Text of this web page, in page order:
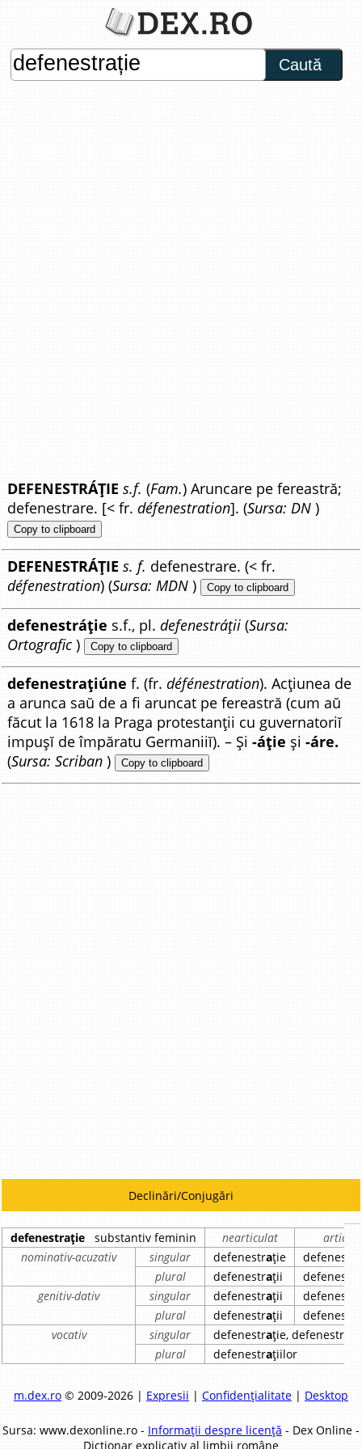
Caută
DEFENESTRÁȚIE s.f. (Fam.) Aruncare pe fereastră;
defenestrare. [< fr.défenestration]. (Sursa: DN )
Copy to clipboard
DEFENESTRÁȚIE s. f. defenestrare. (< fr.
défenestration) (Sursa: MDN ) Copy to clipboard
defenestráție s.f., pl.defenestráții (Sursa:
Ortografic ) Copy to clipboard
defenestrațiúne f. (fr.défénestration). Acțiunea de
a arunca saŭ de a fi aruncat pe fereastră (cum aŭ
făcut la 1618 la Praga protestanții cu guvernatoriĭ
impușĭ de împăratu Germaniiĭ). – Și-áție și-áre.
(Sursa: Scriban ) Copy to clipboard
Declinări/Conjugări
defenestrație substantiv feminin nearticulat
nominativ-acuzativ
singular defenestrație defenestr
plural
defenestrații defenestr
genitiv-dativ
singular defenestrații defenestr
plural
defenestrații defenestr
vocativ
singular defenestrație, defenestr
plural
defenestrațiilor
m.dex.ro© 2009-2026 | Expresii | Confidențialitate| Desktop
Sursa: www.dexonline.ro - Informații despre licență - Dex Online -
Dicționar explicativ al limbii române